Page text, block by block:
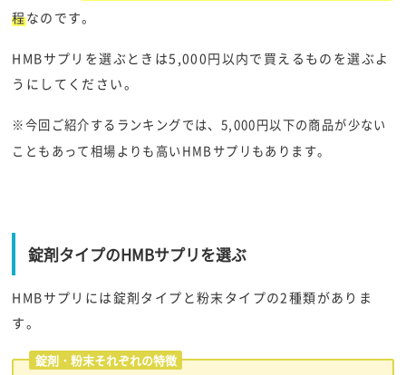
程なのです。
HMBサプリを選ぶときは5,000円以内で買えるものを選ぶよ
うにしてください。
※今回ご紹介するランキングでは、5,000円以下の商品が少ない
こともあって相場よりも高いHMBサプリもあります。
錠剤タイプのHMBサプリを選ぶ
HMBサプリには錠剤タイプと粉末タイプの2種類がありま
す。
錠剤・粉末それぞれの特徴